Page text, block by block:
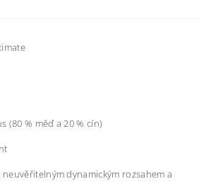
(80 % měď a 20 % cín)
dynamickým rozsahem a